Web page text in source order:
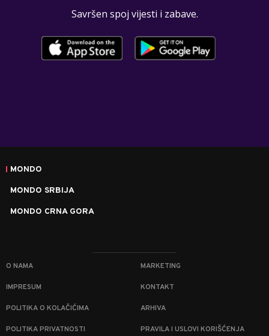
Savršen spoj vijesti i zabave.
MONDO
MONDO SRBIJA
MONDO CRNA GORA
O NAMA MARKETING
IMPRESUM KONTAKT
POLITIKA O KOLAČIĆIMA ARHIVA
POLITIKA PRIVATNOSTI PRAVILA I USLOVI KORIŠĆENJA